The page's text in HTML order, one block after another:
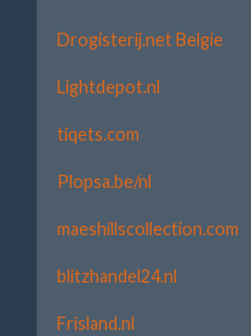
Drogisterij.net Belgie
Lightdepot.nl
tiqets.com
Plopsa.be/nl
maeshillscollection.com
blitzhandel24.nl
Frisland.nl